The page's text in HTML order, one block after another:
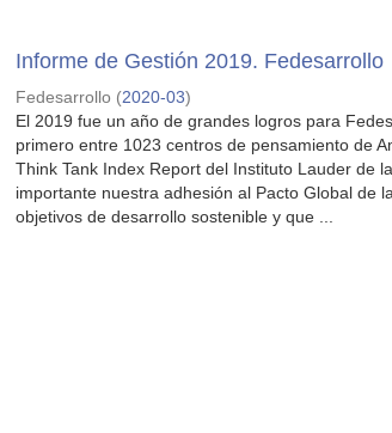
Informe de Gestión 2019. Fedesarrollo
Fedesarrollo (2020-03)
El 2019 fue un año de grandes logros para
primero entre 1023 centros de pensamiento de
Think Tank Index Report del Instituto Lauder de
importante nuestra adhesión al Pacto Global de
objetivos de desarrollo sostenible y que ...